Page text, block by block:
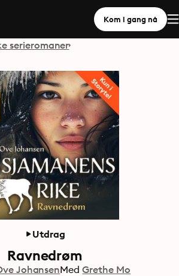
Kom i gang nå
serieromaner
Utdrag
Ravnedrøm
JohansenMed Grethe Mo